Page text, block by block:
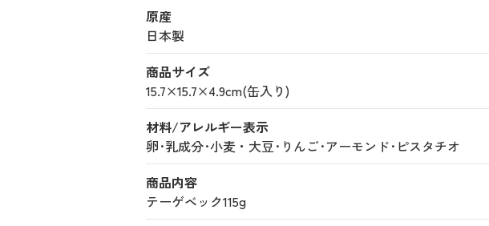
原産
日本製
商品サイズ
15.7×15.7×4.9cm(缶入り)
材料/アレルギー表示
卵･乳成分･小麦・大豆･りんご･アーモンド･ピスタチオ
商品内容
テーゲベック115g